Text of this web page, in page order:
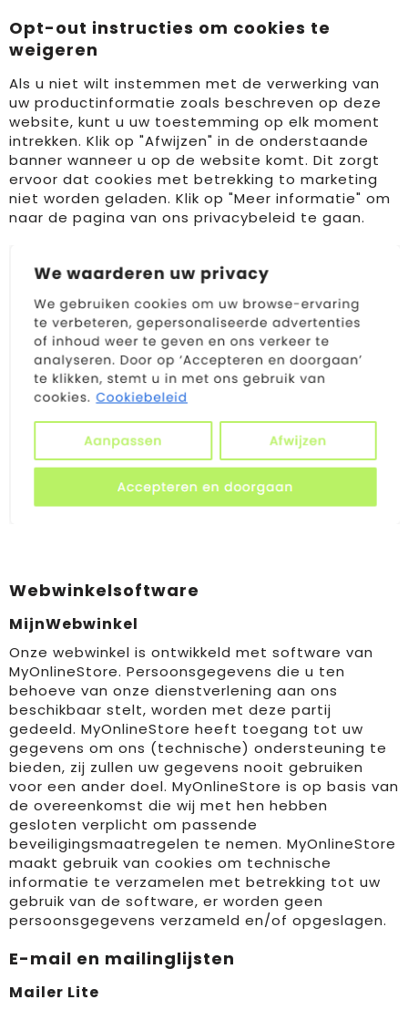
Opt-out instructies om cookies te
weigeren
Als u niet wilt instemmen met de verwerking van
uw productinformatie zoals beschreven op deze
website, kunt u uw toestemming op elk moment
intrekken. Klik op "Afwijzen" in de onderstaande
banner wanneer u op de website komt. Dit zorgt
ervoor dat cookies met betrekking to marketing
niet worden geladen. Klik op "Meer informatie" om
naar de pagina van ons privacybeleid te gaan.
Webwinkelsoftware
MijnWebwinkel
Onze webwinkel is ontwikkeld met software van
MyOnlineStore. Persoonsgegevens die u ten
behoeve van onze dienstverlening aan ons
beschikbaar stelt, worden met deze partij
gedeeld. MyOnlineStore heeft toegang tot uw
gegevens om ons (technische) ondersteuning te
bieden, zij zullen uw gegevens nooit gebruiken
voor een ander doel. MyOnlineStore is op basis van
de overeenkomst die wij met hen hebben
gesloten verplicht om passende
beveiligingsmaatregelen te nemen. MyOnlineStore
maakt gebruik van cookies om technische
informatie te verzamelen met betrekking tot uw
gebruik van de software, er worden geen
persoonsgegevens verzameld en/of opgeslagen.
E-mail en mailinglijsten
Mailer Lite